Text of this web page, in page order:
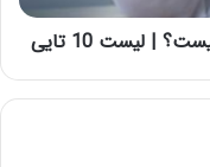
لیست 10 تایی